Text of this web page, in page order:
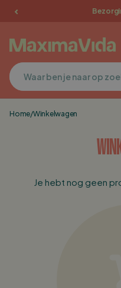
Tuinmeubelen
Picknicktafels
Terrasmeubilair
Home/Winkelwagen
Je hebt nog geen